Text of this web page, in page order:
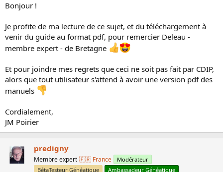
Bonjour !
Je profite de ma lecture de ce sujet, et du téléchargement à
venir du guide au format pdf, pour remercier Deleau -
membre expert - de Bretagne
Et pour joindre mes regrets que ceci ne soit pas fait par CDIP,
alors que tout utilisateur s'attend à avoir une version pdf des
manuels
Cordialement,
JM Poirier
predigny
Membre expert 🇫🇷 France
Modérateur
BétaTesteur Généatique
Ambassadeur Généatique